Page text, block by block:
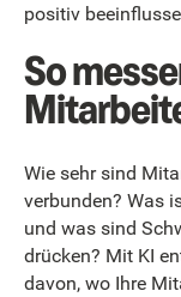
positiv
So
Wie sehr sind
verbunden? Was
und was sind
drücken? Mit KI
davon, wo Ihre